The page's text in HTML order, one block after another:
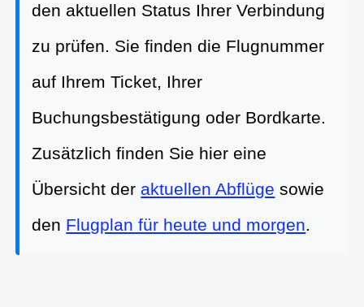
den aktuellen Status Ihrer Verbindung
zu prüfen. Sie finden die Flugnummer
auf Ihrem Ticket, Ihrer
Buchungsbestätigung oder Bordkarte.
Zusätzlich finden Sie hier eine
Übersicht der aktuellen Abflüge sowie
den Flugplan für heute und morgen.